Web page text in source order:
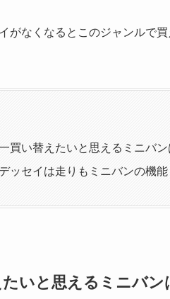
がなくなるとこのジャンルで
買い替えたいと思えるミニバ
ッセイは走りもミニバンの機
いと思えるミニバン